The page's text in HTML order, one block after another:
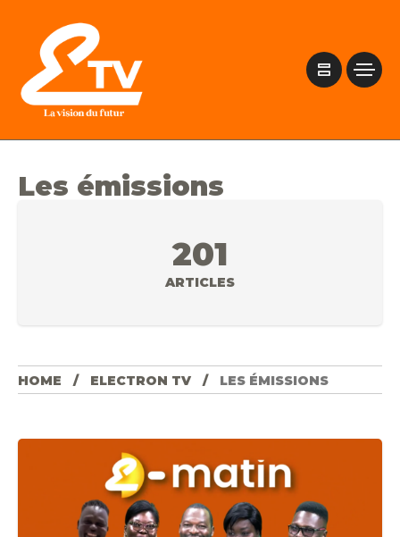
Les émissions
201
ARTICLES
HOME ELECTRON TV LES ÉMISSIONS